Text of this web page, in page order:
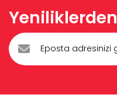
Yeniliklerden